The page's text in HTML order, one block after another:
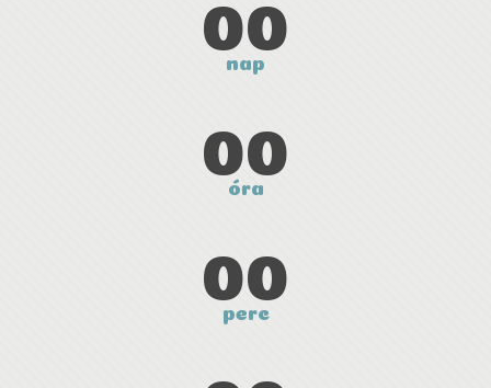
00
nap
00
óra
00
perc